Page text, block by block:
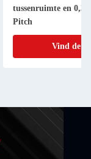
tussenruimte en 0,3
Pitch
Vind de